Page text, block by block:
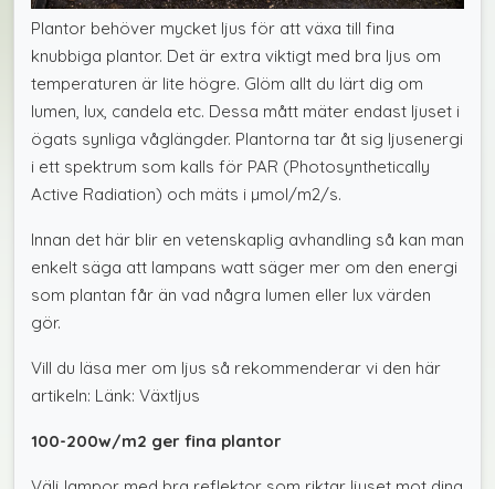
Plantor behöver mycket ljus för att växa till fina
knubbiga plantor. Det är extra viktigt med bra ljus om
temperaturen är lite högre. Glöm allt du lärt dig om
lumen, lux, candela etc. Dessa mått mäter endast ljuset i
ögats synliga våglängder. Plantorna tar åt sig ljusenergi
i ett spektrum som kalls för PAR (Photosynthetically
Active Radiation) och mäts i µmol/m2/s.
Innan det här blir en vetenskaplig avhandling så kan man
enkelt säga att lampans watt säger mer om den energi
som plantan får än vad några lumen eller lux värden
gör.
Vill du läsa mer om ljus så rekommenderar vi den här
artikeln: Länk: Växtljus
100-200w/m2 ger fina plantor